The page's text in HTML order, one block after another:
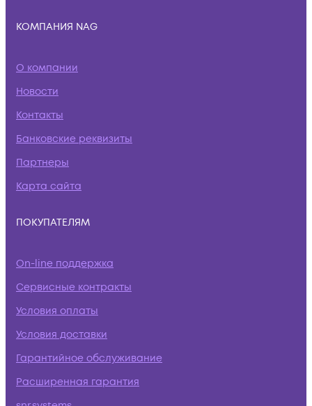
КОМПАНИЯ NAG
О компании
Новости
Контакты
Банковские реквизиты
Партнеры
Карта сайта
ПОКУПАТЕЛЯМ
On-line поддержка
Сервисные контракты
Условия оплаты
Условия доставки
Гарантийное обслуживание
Расширенная гарантия